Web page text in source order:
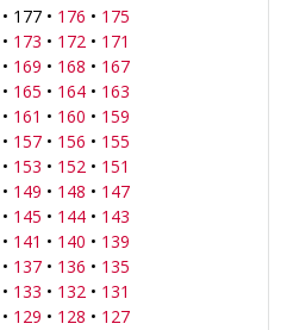
177 • 176 • 175
173 • 172• 171
• 169 • 168 • 167
• 165 • 164• 163
161 • 160 • 159
• 157• 156 • 155
153 • 152• 151
• 149 • 148 • 147
• 145 • 144• 143
141 • 140 • 139
• 137• 136 • 135
133 • 132• 131
• 129 • 128 • 127